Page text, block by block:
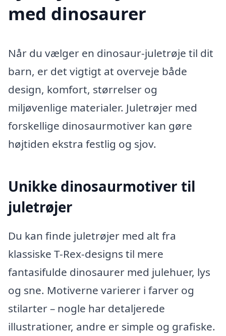
med dinosaurer
Når du vælger en dinosaur-juletrøje til dit
barn, er det vigtigt at overveje både
design, komfort, størrelser og
miljøvenlige materialer. Juletrøjer med
forskellige dinosaurmotiver kan gøre
højtiden ekstra festlig og sjov.
Unikke dinosaurmotiver til
juletrøjer
Du kan finde juletrøjer med alt fra
klassiske T-Rex-designs til mere
fantasifulde dinosaurer med julehuer, lys
og sne. Motiverne varierer i farver og
stilarter – nogle har detaljerede
illustrationer, andre er simple og grafiske.